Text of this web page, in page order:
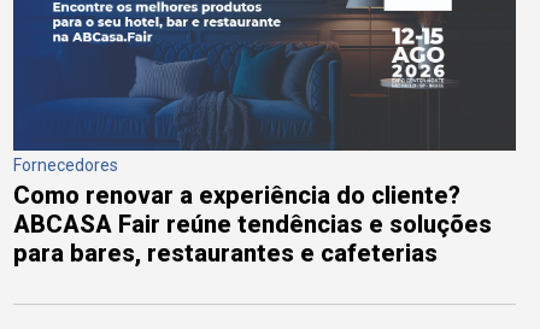
Fornecedores
Como renovar a experiência do cliente?
ABCASA Fair reúne tendências e soluções
para bares, restaurantes e cafeterias